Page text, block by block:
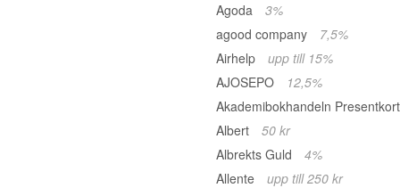
Agoda
3%
agood company
7,5%
Airhelp
upp till 15%
AJOSEPO
12,5%
Akademibokhandeln
Albert
50 kr
Albrekts Guld
4%
Allente
upp till 250 kr